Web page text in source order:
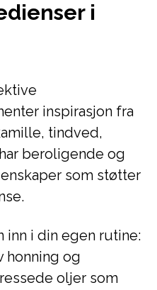
i
inspirasjon fra
tindved,
beroligende og
som støtter
inn i din egen rutine:
honning og
oljer som